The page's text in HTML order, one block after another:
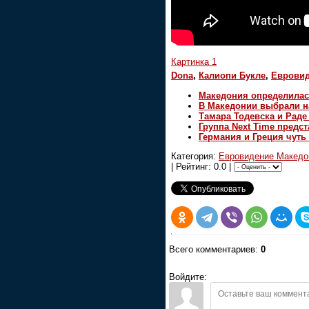
Картинка 1
Dona, Калиопи Букле,
Македония
В Македонии выбрали
Тамара Тодевска и
Группа Next Time
Германия и Греция
Категория: Евровидение
| Рейтинг: 0.0 |
Всего комментариев: 0
Войдите: